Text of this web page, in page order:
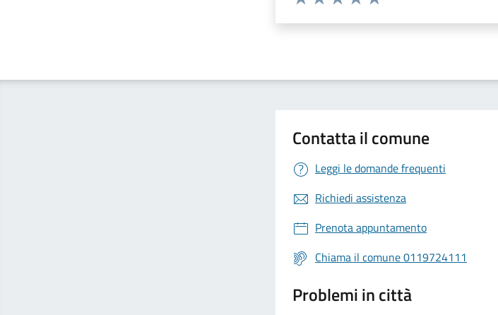
Contatta il comune
Leggi le domande frequenti
Richiedi assistenza
Prenota appuntamento
Chiama il comune 0119724111
Problemi in città